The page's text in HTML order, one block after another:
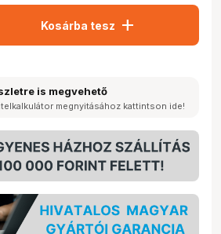
Kosárba tesz add
is megvehető
megnyitásához kattintson ide!